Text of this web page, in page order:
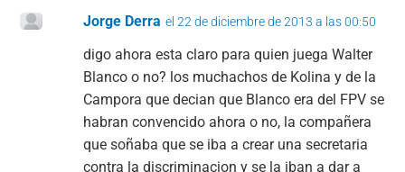
Jorge Derra el 22 de diciembre de 2013 a las 00:50
digo ahora esta claro para quien juega Walter
Blanco o no? los muchachos de Kolina y de la
Campora que decian que Blanco era del FPV se
habran convencido ahora o no, la compañera
que soñaba que se iba a crear una secretaria
contra la discriminacion y se la iban a dar a